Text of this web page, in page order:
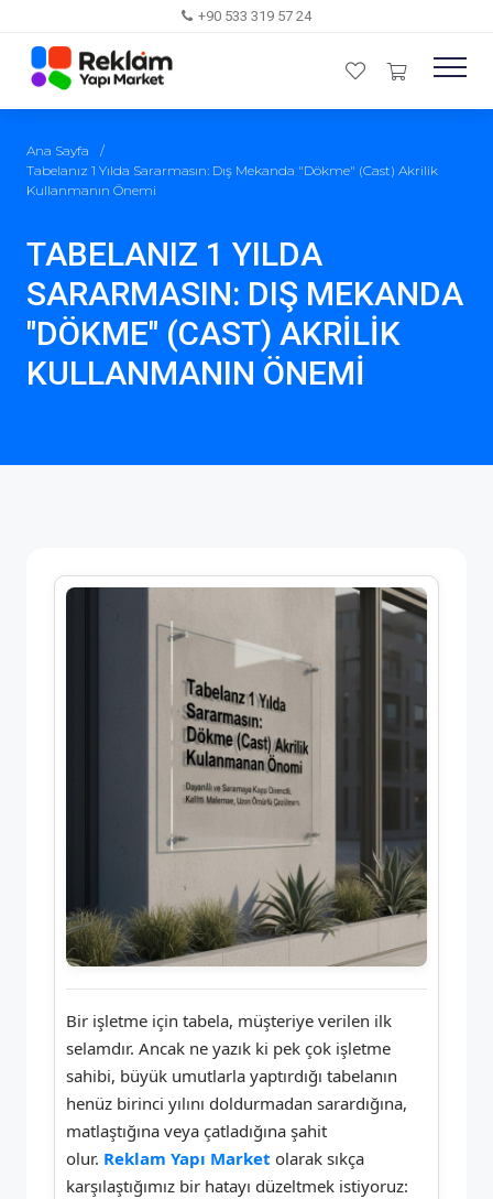
+90 533 319 57 24
Ana Sayfa
/
Tabelanız 1 Yılda Sararmasın: Dış Mekanda "Dökme" (Cast) Akrilik
Kullanmanın Önemi
TABELANIZ 1 YILDA
SARARMASIN: DIŞ MEKANDA
"DÖKME" (CAST) AKRILIK
KULLANMANIN ÖNEMI
Bir işletme için tabela, müşteriye verilen ilk
selamdır. Ancak ne yazık ki pek çok işletme
sahibi, büyük umutlarla yaptırdığı tabelanın
henüz birinci yılını doldurmadan sarardığına,
matlaştığına veya çatladığına şahit
olur. Reklam Yapı Market olarak sıkça
karşılaştığımız bir hatayı düzeltmek istiyoruz: